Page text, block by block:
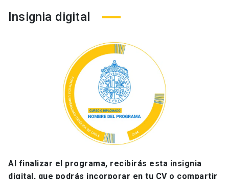
Insignia digital
Al finalizar el programa, recibirás esta insignia
digital, que podrás incorporar en tu CV o compartir